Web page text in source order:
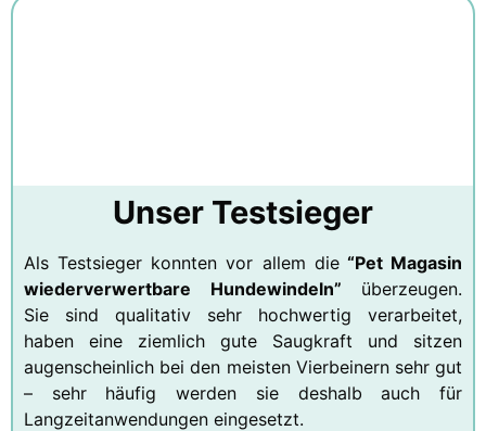
Unser Testsieger
Als Testsieger konnten vor allem die“Pet Magasin
wiederverwertbare Hundewindeln” überzeugen.
Sie sind qualitativ sehr hochwertig verarbeitet,
haben eine ziemlich gute Saugkraft und sitzen
augenscheinlich bei den meisten Vierbeinern sehr gut
– sehr häufig werden sie deshalb auch für
Langzeitanwendungen eingesetzt.